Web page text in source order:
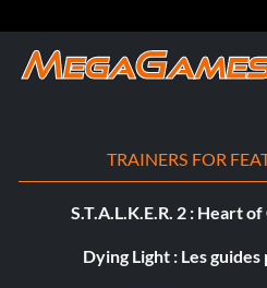
TRAINERS FOR
S.T.A.L.K.E.R. 2 : Heart
Dying Light : Les guides